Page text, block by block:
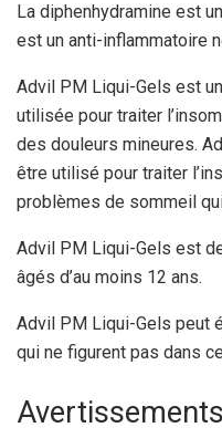
La diphenhydramine est
est un anti-inflammatoire
Advil PM Liqui-Gels est
utilisée pour traiter
des douleurs mineures.
être utilisé pour traiter
problèmes de sommeil
Advil PM Liqui-Gels est
âgés d’au moins 12 ans.
Advil PM Liqui-Gels peut
qui ne figurent pas dans
Avertissements